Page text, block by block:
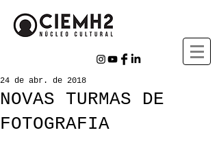
NOVAS TURMAS DE
FOTOGRAFIA
24 de abr. de 2018